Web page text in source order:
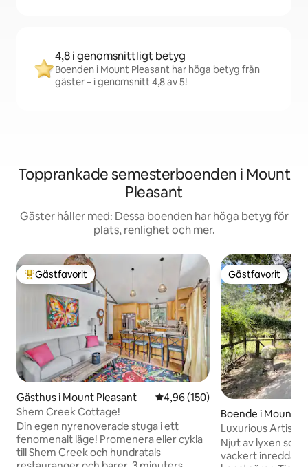
4,8 i genomsnittligt betyg
Boenden i Mount Pleasant har höga betyg från
gäster – i genomsnitt 4,8 av 5!
Topprankade semesterboenden i Mount
Pleasant
Gäster håller med: Dessa boenden har höga betyg för
plats, renlighet och mer.
Populär gästfavorit
Gästfavorit
Gästhus i Mount Pleasant 4,96 av 5 i genomsnittligt
4,96 (150)
Shem Creek Cottage!
Din egen nyrenoverade stuga i ett
fenomenalt läge! Promenera eller cykla
till Shem Creek och hundratals
Gästfavorit
Gästfavorit
Boende i Mount
Luxurious Artist
priser mitt i
Njut av lyxen som
vackert inredda